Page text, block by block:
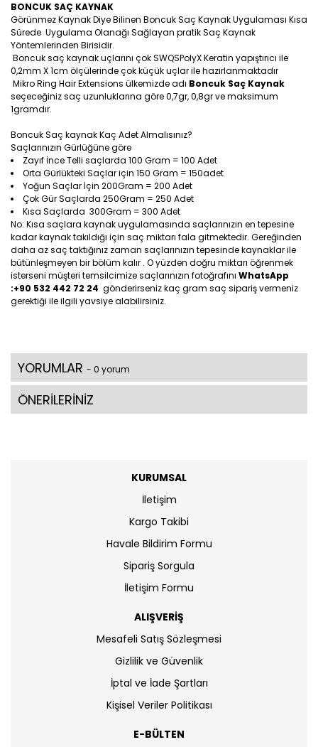
BONCUK SAÇ KAYNAK
Görünmez Kaynak Diye Bilinen Boncuk Saç Kaynak Uygulaması Kısa
Sürede Uygulama Olanağı Sağlayan pratik Saç Kaynak
Yöntemlerinden Birisidir.
Boncuk saç kaynak uçlarını çok SWQSPolyX Keratin yapıştırıcı ile
0,2mm X 1cm ölçülerinde çok küçük uçlar ile hazırlanmaktadır
Mikro Ring Hair Extensions ülkemizde adı Boncuk Saç Kaynak
seçeceğiniz saç uzunluklarına göre 0,7gr, 0,8gr ve maksimum
1gramdır.
Boncuk Saç kaynak Kaç Adet Almalısınız?
Saçlarınızın Gürlüğüne göre
Zayıf İnce Telli saçlarda 100 Gram = 100 Adet
Orta Gürlükteki Saçlar için 150 Gram = 150adet
Yoğun Saçlar İçin 200Gram = 200 Adet
Çok Gür Saçlarda 250Gram = 250 Adet
Kısa Saçlarda 300Gram = 300 Adet
No: Kısa saçlara kaynak uygulamasında saçlarınızın en tepesine
kadar kaynak takıldığı için saç miktarı fala gitmektedir. Gereğinden
daha az saç taktığınız zaman saçlarınızın tepesinde kaynaklar ile
bütünleşmeyen bir bölüm kalır . O yüzden doğru miktarı öğrenmek
isterseni müşteri temsilcimize saçlarınızın fotoğrafını WhatsApp
:+90 532 442 72 24 gönderirseniz kaç gram saç sipariş vermeniz
gerektiği ile ilgili yavsiye alabilirsiniz.
YORUMLAR - 0 yorum
ÖNERİLERİNİZ
KURUMSAL
İletişim
Kargo Takibi
Havale Bildirim Formu
Sipariş Sorgula
İletişim Formu
ALIŞVERİŞ
Mesafeli Satış Sözleşmesi
Gizlilik ve Güvenlik
İptal ve İade Şartları
Kişisel Veriler Politikası
E-BÜLTEN